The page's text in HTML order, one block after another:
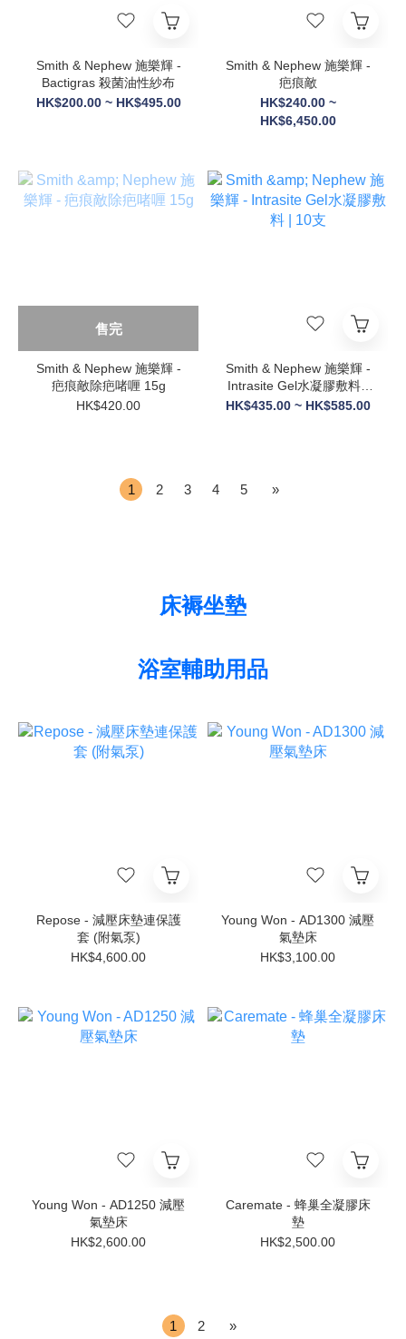
Smith & Nephew 施樂輝 -
Bactigras 殺菌油性紗布
HK$200.00 ~ HK$495.00
Smith & Nephew 施樂輝 -
疤痕敵
HK$240.00 ~
HK$6,450.00
售完
Smith & Nephew 施樂輝 -
疤痕敵除疤啫喱 15g
HK$420.00
Smith & Nephew 施樂輝 -
Intrasite Gel水凝膠敷料 |
10支
HK$435.00 ~ HK$585.00
1 2 3 4 5 »
床褥坐墊
浴室輔助用品
Repose - 減壓床墊連保護
套 (附氣泵)
HK$4,600.00
Young Won - AD1300 減壓
氣墊床
HK$3,100.00
Young Won - AD1250 減壓
氣墊床
HK$2,600.00
Caremate - 蜂巢全凝膠床
墊
HK$2,500.00
1 2 »